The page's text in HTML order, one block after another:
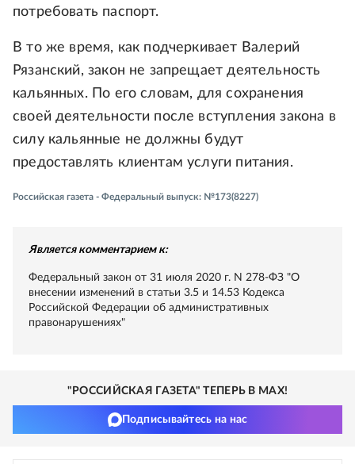
потребовать паспорт.
В то же время, как подчеркивает Валерий
Рязанский, закон не запрещает деятельность
кальянных. По его словам, для сохранения
своей деятельности после вступления закона в
силу кальянные не должны будут
предоставлять клиентам услуги питания.
Российская газета - Федеральный выпуск: №173(8227)
Является комментарием к:
Федеральный закон от 31 июля 2020 г. N 278-ФЗ "О
внесении изменений в статьи 3.5 и 14.53 Кодекса
Российской Федерации об административных
правонарушениях"
"РОССИЙСКАЯ ГАЗЕТА" ТЕПЕРЬ В MAX!
Подписывайтесь на нас